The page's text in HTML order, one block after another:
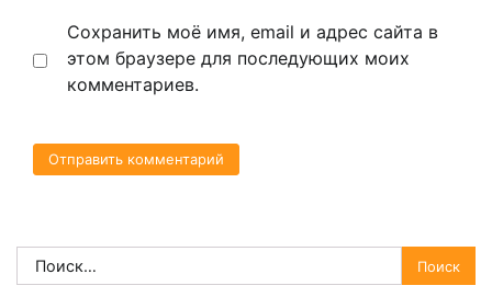
Сохранить моё имя, email и адрес сайта в
этом браузере для последующих моих
комментариев.
Найти: